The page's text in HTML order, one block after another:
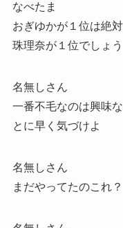
なべたま
おぎゆかが１位は絶
珠理奈が１位でしょう
名無しさん
一番不毛なのは興味
とに早く気づけよ
名無しさん
まだやってたのこれ？